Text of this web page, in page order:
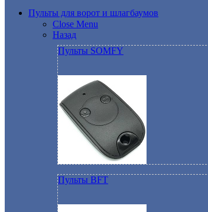
Пульты для ворот и шлагбаумов
Close Menu
Назад
Пульты SOMFY
Пульты BFT